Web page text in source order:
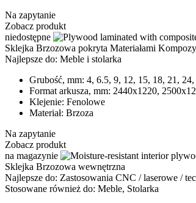
Na zapytanie
Zobacz produkt
niedostępne
Sklejka Brzozowa pokryta Materiałami
Najlepsze do: Meble i stolarka
Grubość, mm: 4, 6.5, 9, 12, 15, 18, 21,
Format arkusza, mm: 2440х1220,
Klejenie: Fenolowe
Materiał: Brzoza
Na zapytanie
Zobacz produkt
na magazynie
Sklejka Brzozowa wewnętrzna
Najlepsze do: Zastosowania CNC / laserowe /
Stosowane również do: Meble, Stolarka